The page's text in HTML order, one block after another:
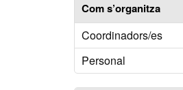
Com s’organitza
Coordinadors/es
Personal